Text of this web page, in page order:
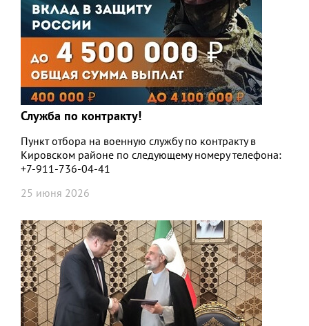
Служба по контракту!
Пункт отбора на военную службу по контракту в
Кировском районе по следующему номеру телефона:
+7-911-736-04-41
25 июня 2026